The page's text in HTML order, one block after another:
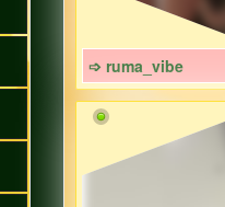
➩ ruma_vibe